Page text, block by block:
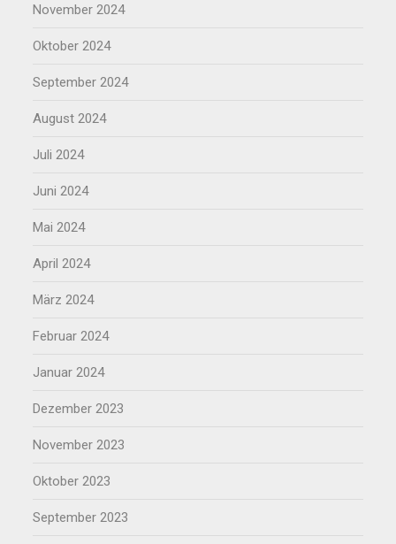
November 2024
Oktober 2024
September 2024
August 2024
Juli 2024
Juni 2024
Mai 2024
April 2024
März 2024
Februar 2024
Januar 2024
Dezember 2023
November 2023
Oktober 2023
September 2023